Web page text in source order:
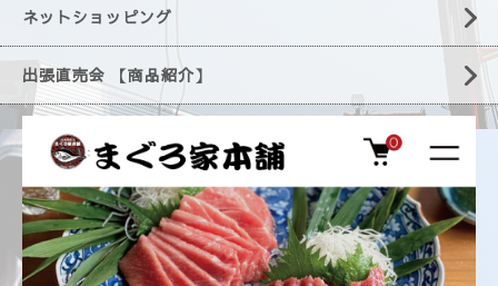
ネットショッピング
出張直売会 【商品紹介】